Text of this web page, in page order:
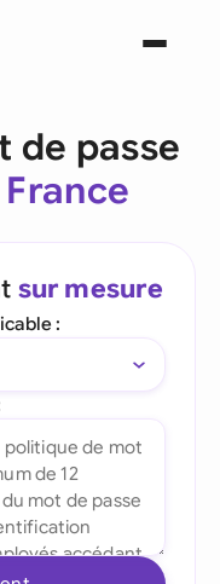
de passe
France
sur mesure
: